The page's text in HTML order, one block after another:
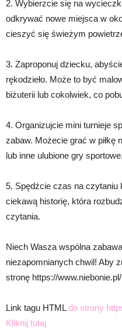
2. Wybierzcie się na
odkrywać nowe miejsca w
cieszyć się świeżym
3. Zaproponuj dziecku,
rękodzieło. Może to być
biżuterii lub cokolwiek, co
4. Organizujcie mini turnieje
zabaw. Możecie grać w piłkę
lub inne ulubione gry sportowe.
5. Spędźcie czas na
ciekawą historię, która
czytania.
Niech Wasza wspólna
niezapomnianych chwil! Aby
stronę https://
Link tagu HTMLdo strony
Kliknij tutaj